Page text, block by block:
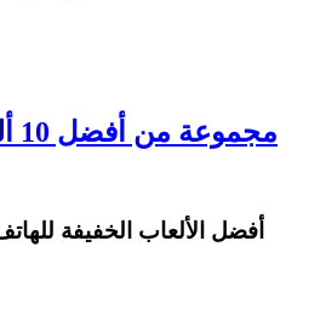
مجموعة من أفضل 10 ألعاب الجوال 2023
أفضل الألعاب الخفيفة